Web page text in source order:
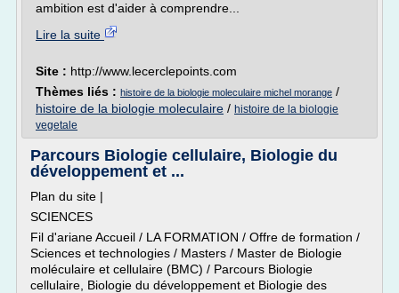
ambition est d'aider à comprendre...
Lire la suite
Site : http://www.lecerclepoints.com
Thèmes liés : histoire de la biologie moleculaire michel morange /
histoire de la biologie moleculaire / histoire de la biologie
vegetale
Parcours Biologie cellulaire, Biologie du
développement et ...
Plan du site |
SCIENCES
Fil d'ariane Accueil / LA FORMATION / Offre de formation /
Sciences et technologies / Masters / Master de Biologie
moléculaire et cellulaire (BMC) / Parcours Biologie
cellulaire, Biologie du développement et Biologie des